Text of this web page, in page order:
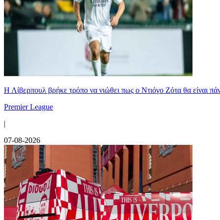
Η Λίβερπουλ βρήκε τρόπο να νιώθει πως ο Ντιόγο Ζότα θα είναι
Premier League
|
07-08-2026